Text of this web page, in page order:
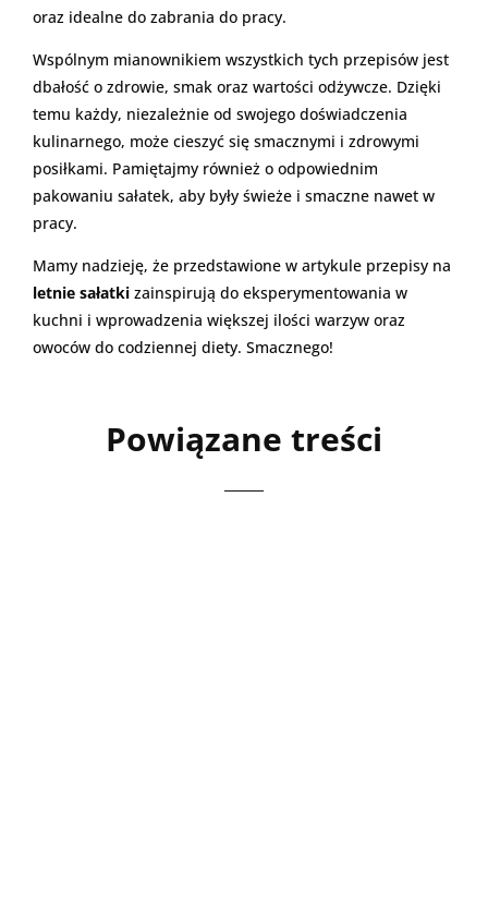
oraz idealne do zabrania do pracy.
Wspólnym mianownikiem wszystkich tych przepisów jest
dbałość o zdrowie, smak oraz wartości odżywcze. Dzięki
temu każdy, niezależnie od swojego doświadczenia
kulinarnego, może cieszyć się smacznymi i zdrowymi
posiłkami. Pamiętajmy również o odpowiednim
pakowaniu sałatek, aby były świeże i smaczne nawet w
pracy.
Mamy nadzieję, że przedstawione w artykule przepisy na
letnie sałatki zainspirują do eksperymentowania w
kuchni i wprowadzenia większej ilości warzyw oraz
owoców do codziennej diety. Smacznego!
Powiązane treści